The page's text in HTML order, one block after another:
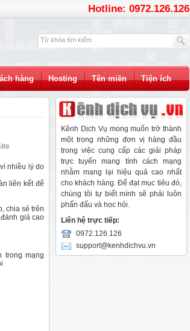
Hotline: 0972.126.126
hàng Hosting Tên miền Tiện ích
nhiều lý do
liên kết để
chia sẻ trên
giá cao
Kênh Dịch Vụ mong muốn trở thành
một trong những đơn vị hàng đầu
trong việc cung cấp các giải pháp
trực tuyến mang tính cách mạng
nhằm mang lại hiệu quả cao nhất
cho khách hàng. Để đạt mục tiêu đó,
chúng tôi tự biết mình sẽ phải luôn
phấn đấu và học hỏi.
Liên hệ trực tiếp:
0972.126.126
support@kenhdichvu.vn